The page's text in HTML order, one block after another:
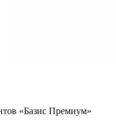
«Базис Премиум»